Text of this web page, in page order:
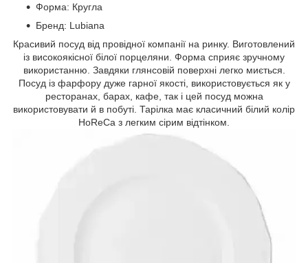
Форма: Кругла
Бренд: Lubiana
Красивий посуд від провідної компанії на ринку. Виготовлений
із високоякісної білої порцеляни. Форма сприяє зручному
використанню. Завдяки глянсовій поверхні легко миється.
Посуд із фарфору дуже гарної якості, використовується як у
ресторанах, барах, кафе, так і цей посуд можна
використовувати й в побуті. Тарілка має класичний білий колір
HoReCa з легким сірим відтінком.